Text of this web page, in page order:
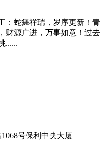
：蛇舞祥瑞，岁序更新！青
财源广进，万事如意！过去
......
号保利中央大厦